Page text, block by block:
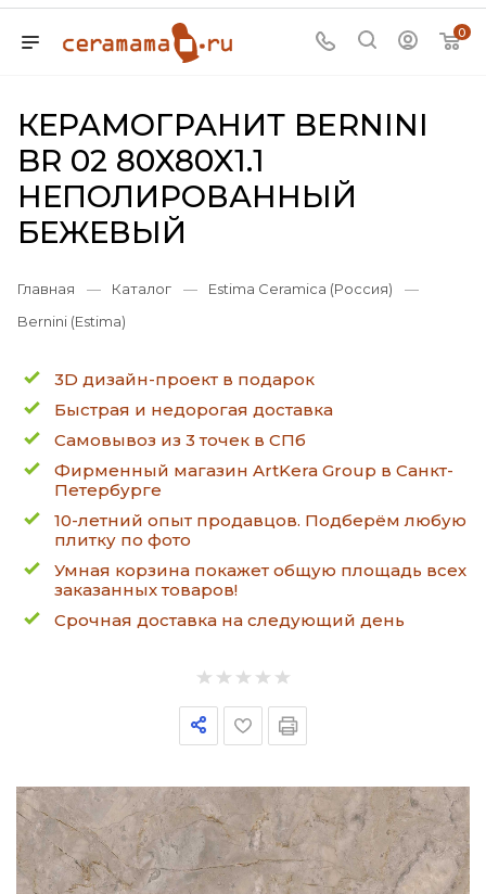
0
КЕРАМОГРАНИТ BERNINI
BR 02 80X80X1.1
НЕПОЛИРОВАННЫЙ
БЕЖЕВЫЙ
Главная — Каталог — Estima Ceramica (Россия)
—
Bernini (Estima)
3D дизайн-проект в подарок
Быстрая и недорогая доставка
Самовывоз из 3 точек в СПб
Фирменный магазин ArtKera Group в Санкт-
Петербурге
10-летний опыт продавцов. Подберём любую
плитку по фото
Умная корзина покажет общую площадь всех
заказанных товаров!
Срочная доставка на следующий день